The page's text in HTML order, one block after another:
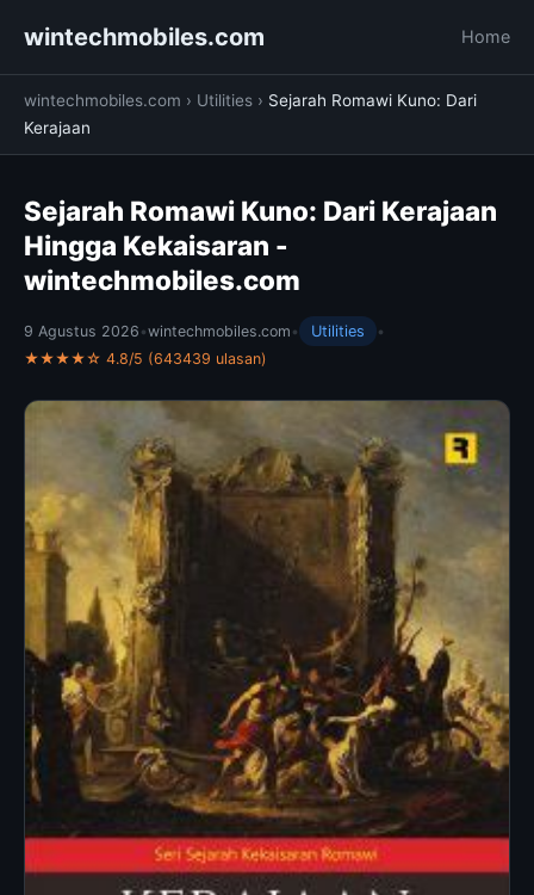
wintechmobiles.com Home
wintechmobiles.com › Utilities › Sejarah Romawi Kuno: Dari
Kerajaan
Sejarah Romawi Kuno: Dari Kerajaan
Hingga Kekaisaran -
wintechmobiles.com
9 Agustus 2026 •wintechmobiles.com • Utilities
•
★★★★☆ 4.8/5 (643439 ulasan)